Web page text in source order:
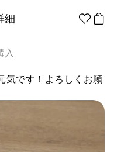
入
気です！よろしくお願
細
グッズ作りの